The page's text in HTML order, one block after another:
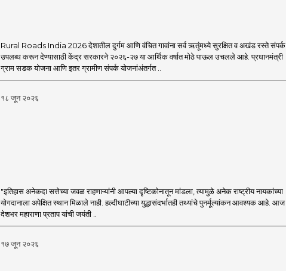
Rural Roads India 2026 देशातील दुर्गम आणि वंचित गावांना सर्व ऋतूंमध्ये सुरक्षित व अखंड रस्ते संपर्क
उपलब्ध करून देण्यासाठी केंद्र सरकारने २०२६-२७ या आर्थिक वर्षात मोठे पाऊल उचलले आहे. प्रधानमंत्री
ग्राम सडक योजना आणि इतर ग्रामीण संपर्क योजनांअंतर्गत ..
१८ जून २०२६
"इतिहास अनेकदा सत्तेच्या जवळ राहणाऱ्यांनी आपल्या दृष्टिकोनातून मांडला, त्यामुळे अनेक राष्ट्रीय नायकांच्या
योगदानाला अपेक्षित स्थान मिळाले नाही. हल्दीघाटीच्या युद्धासंदर्भातही तथ्यांचे पुनर्मूल्यांकन आवश्यक आहे. आज
देशभर महाराणा प्रताप यांची जयंती ..
१७ जून २०२६